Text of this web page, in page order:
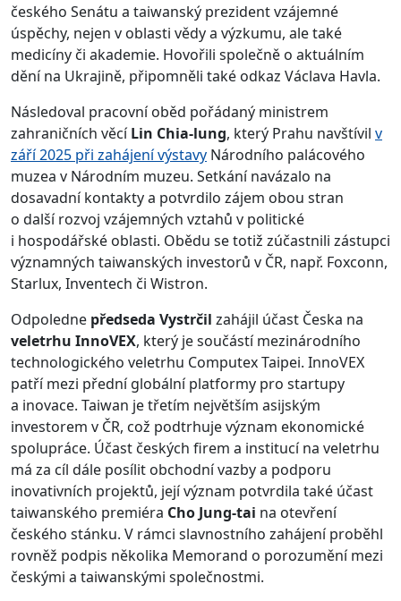
českého Senátu a taiwanský prezident vzájemné
úspěchy, nejen v oblasti vědy a výzkumu, ale také
medicíny či akademie. Hovořili společně o aktuálním
dění na Ukrajině, připomněli také odkaz Václava Havla.
Následoval pracovní oběd pořádaný ministrem
zahraničních věcíLin Chia-lung, který Prahu navštívil v
září 2025 při zahájení výstavy Národního palácového
muzea v Národním muzeu. Setkání navázalo na
dosavadní kontakty a potvrdilo zájem obou stran
o další rozvoj vzájemných vztahů v politické
i hospodářské oblasti. Obědu se totiž zúčastnili zástupci
významných taiwanských investorů v ČR, např. Foxconn,
Starlux, Inventech či Wistron.
Odpoledne předseda Vystrčil zahájil účast Česka na
veletrhu InnoVEX, který je součástí mezinárodního
technologického veletrhu Computex Taipei. InnoVEX
patří mezi přední globální platformy pro startupy
a inovace. Taiwan je třetím největším asijským
investorem v ČR, což podtrhuje význam ekonomické
spolupráce. Účast českých firem a institucí na veletrhu
má za cíl dále posílit obchodní vazby a podporu
inovativních projektů, její význam potvrdila také účast
taiwanského premiéra Cho Jung-tai na otevření
českého stánku. V rámci slavnostního zahájení proběhl
rovněž podpis několika Memorand o porozumění mezi
českými a taiwanskými společnostmi.